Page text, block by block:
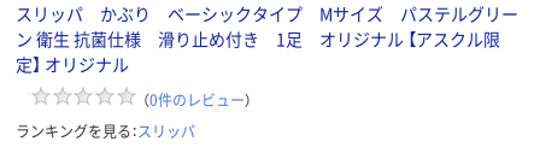
スリッパ かぶり ベーシックタイプ Mサイズ パステルグリー
ン 衛生 抗菌仕様 滑り止め付き 1足 オリジナル 【アスクル限
定】 オリジナル
（0件のレビュー）
ランキングを見る：スリッパ